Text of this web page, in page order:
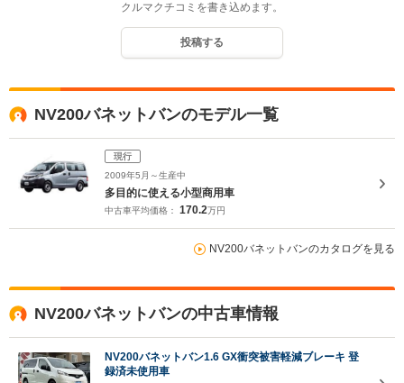
クルマクチコミを書き込めます。
投稿する
NV200バネットバンのモデル一覧
現行
2009年5月～生産中
多目的に使える小型商用車
中古車平均価格： 170.2万円
NV200バネットバンのカタログを見る
NV200バネットバンの中古車情報
NV200バネットバン1.6 GX衝突被害軽減ブレーキ 登
録済未使用車